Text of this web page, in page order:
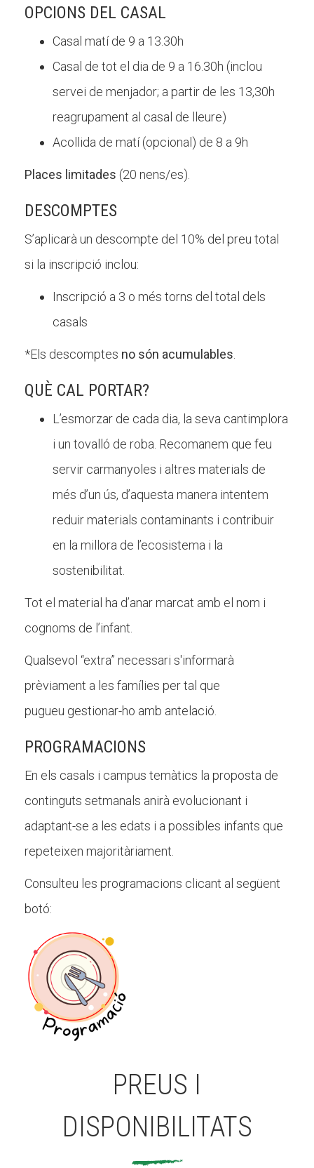
OPCIONS DEL CASAL
Casal matí de 9 a 13.30h
Casal de tot el dia de 9 a 16.30h (inclou
servei de menjador; a partir de les 13,30h
reagrupament al casal de lleure)
Acollida de matí (opcional) de 8 a 9h
Places limitades (20 nens/es).
DESCOMPTES
S’aplicarà un descompte del 10% del preu total
si la inscripció inclou:
Inscripció a 3 o més torns del total dels
casals
*Els descomptes no són acumulables
QUÈ CAL PORTAR?
L’esmorzar de cada dia, la seva cantimplora
i un tovalló de roba. Recomanem que feu
servir carmanyoles i altres materials de
més d’un ús, d’aquesta manera intentem
reduir materials contaminants i contribuir
en la millora de l’ecosistema i la
sostenibilitat.
Tot el material ha d’anar marcat amb el nom i
cognoms de l’infant.
Qualsevol “extra” necessari s'informarà
prèviament a les famílies per tal que
pugueu gestionar-ho amb antelació.
PROGRAMACIONS
En els casals i campus temàtics la proposta de
continguts setmanals anirà evolucionant i
adaptant-se a les edats i a possibles infants que
repeteixen majoritàriament.
Consulteu les programacions clicant al següent
botó:
PREUS I
DISPONIBILITATS